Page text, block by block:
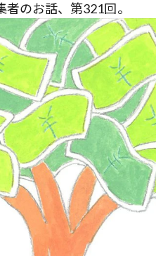
のお話、第321回。